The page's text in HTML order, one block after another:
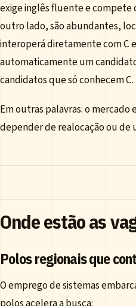
exige inglês fluente e compete
outro lado, são abundantes,
interoperá diretamente com C
automaticamente um
candidatos que só conhecem C.
Em outras palavras: o
depender de realocação ou de
Onde estão as
Polos regionais que
O emprego de sistemas